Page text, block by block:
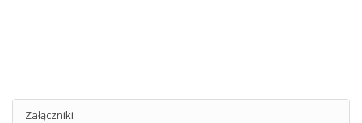
Załączniki